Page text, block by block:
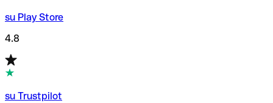
su Play Store
4.8
su Trustpilot